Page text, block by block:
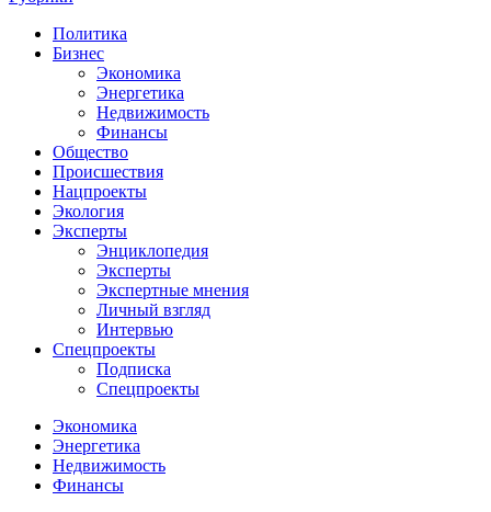
Политика
Бизнес
Экономика
Энергетика
Недвижимость
Финансы
Общество
Происшествия
Нацпроекты
Экология
Эксперты
Энциклопедия
Эксперты
Экспертные мнения
Личный взгляд
Интервью
Спецпроекты
Подписка
Спецпроекты
Экономика
Энергетика
Недвижимость
Финансы